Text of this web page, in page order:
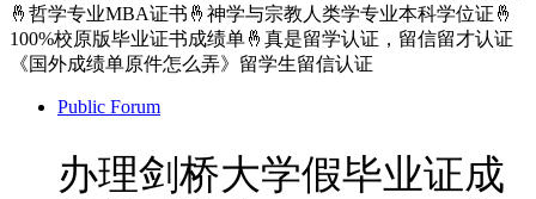
🤞哲学专业MBA证书🤞神学与宗教人类学专业本科学位证🤞
100%校原版毕业证书成绩单🤞真是留学认证，留信留才认证
《国外成绩单原件怎么弄》留学生留信认证
Public Forum
办理剑桥大学假毕业证成